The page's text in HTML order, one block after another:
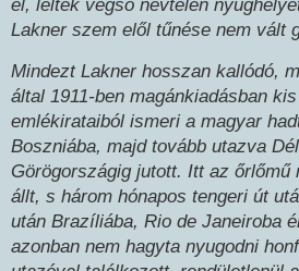
el, leltek végső névtelen
Lakner szem elől tűnése nem vált
Mindezt Lakner hosszan kallódó,
által 1911-ben magánkiadásban
emlékirataiból ismeri a magyar
Boszniába, majd tovább utazva
Görögországig jutott. Itt az
állt, s három hónapos tengeri út
után Brazíliába, Rio de Janeiroba
azonban nem hagyta nyugodni